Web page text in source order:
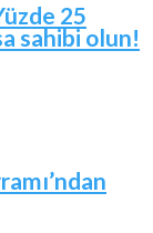
25
sahibi olun!